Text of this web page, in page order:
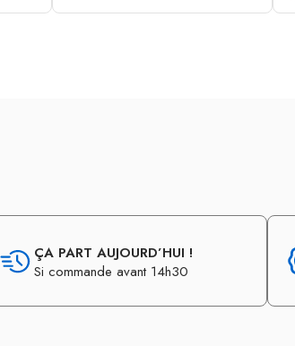
ÇA PART AUJOURD’HUI !
Si commande avant 14h30